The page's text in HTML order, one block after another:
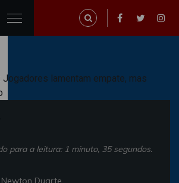
para a leitura: 1 minuto, 35 segundos.
Newton Duarte